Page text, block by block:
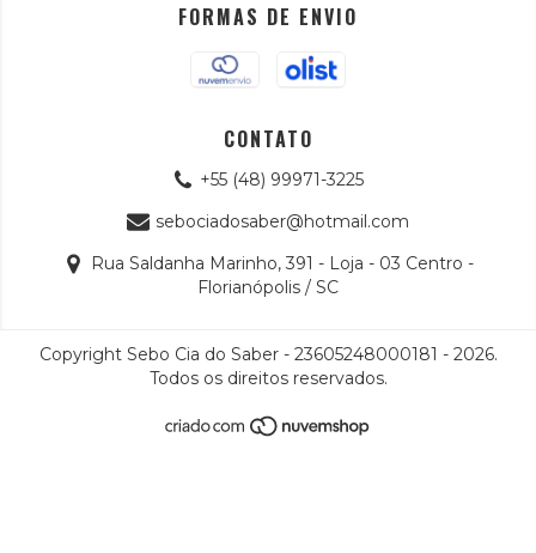
FORMAS DE ENVIO
CONTATO
+55 (48) 99971-3225
sebociadosaber@hotmail.com
Rua Saldanha Marinho, 391 - Loja - 03 Centro -
Florianópolis / SC
Copyright Sebo Cia do Saber - 23605248000181 - 2026.
Todos os direitos reservados.